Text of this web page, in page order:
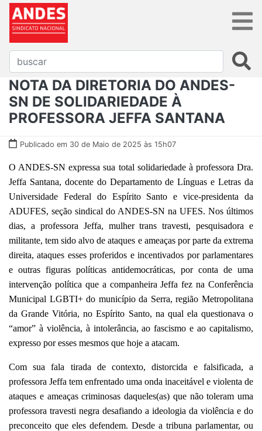
NOTA DA DIRETORIA DO ANDES-
SN DE SOLIDARIEDADE À
PROFESSORA JEFFA SANTANA
Publicado em 30 de Maio de 2025 às 15h07
O ANDES-SN expressa sua total solidariedade à professora Dra.
Jeffa Santana, docente do Departamento de Línguas e Letras da
Universidade Federal do Espírito Santo e vice-presidenta da
ADUFES, seção sindical do ANDES-SN na UFES. Nos últimos
dias, a professora Jeffa, mulher trans travesti, pesquisadora e
militante, tem sido alvo de ataques e ameaças por parte da extrema
direita, ataques esses proferidos e incentivados por parlamentares
e outras figuras políticas antidemocráticas, por conta de uma
intervenção política que a companheira Jeffa fez na Conferência
Municipal LGBTI+ do município da Serra, região Metropolitana
da Grande Vitória, no Espírito Santo, na qual ela questionava o
“amor” à violência, à intolerância, ao fascismo e ao capitalismo,
expresso por esses mesmos que hoje a atacam.
Com sua fala tirada de contexto, distorcida e falsificada, a
professora Jeffa tem enfrentado uma onda inaceitável e violenta de
ataques e ameaças criminosas daqueles(as) que não toleram uma
professora travesti negra desafiando a ideologia da violência e do
preconceito que eles defendem. Desde a tribuna parlamentar, ou